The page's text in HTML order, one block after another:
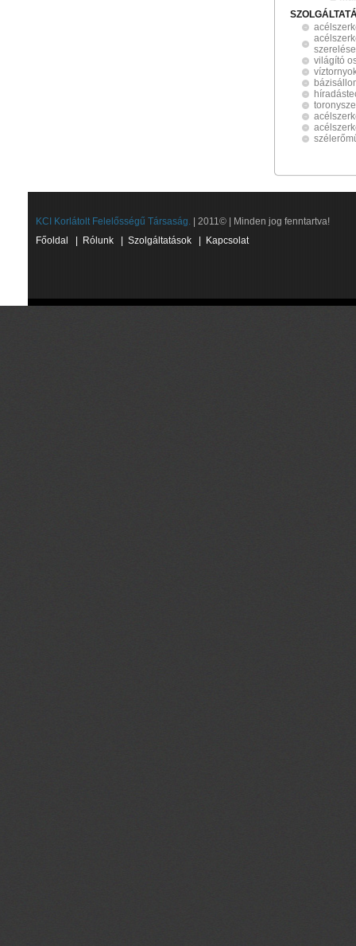
szerelése
világító
KCI Korlátolt Felelősségű Társaság. | 2011© | Minden jog fenntartva!
Főoldal
Rólunk Szolgáltatások Kapcsolat